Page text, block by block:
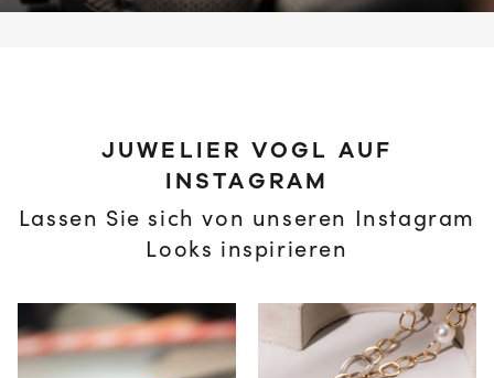
JUWELIER VOGL AUF
INSTAGRAM
Lassen Sie sich von unseren Instagram
Looks inspirieren